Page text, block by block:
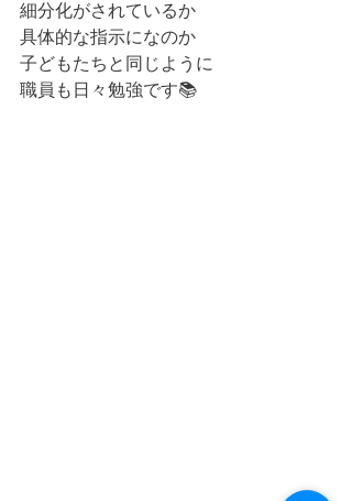
細分化がされているか
具体的な指示になのか
子どもたちと同じように
職員も日々勉強です📚